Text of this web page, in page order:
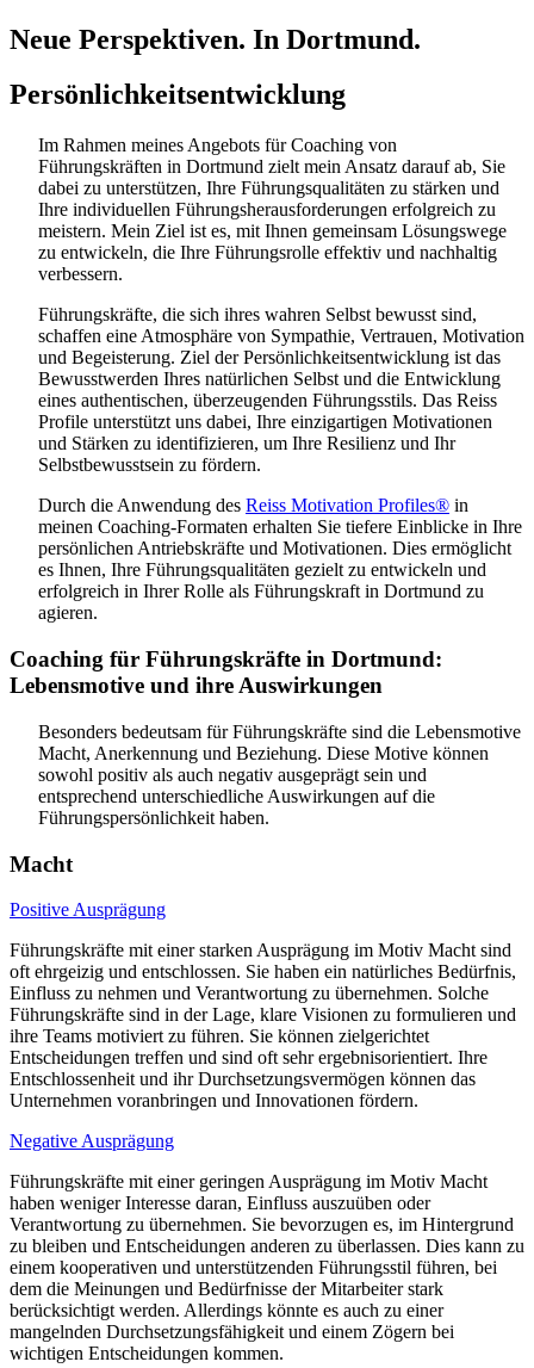
Neue Perspektiven. In Dortmund.
Persönlichkeitsentwicklung
Im Rahmen meines Angebots für Coaching von
Führungskräften in Dortmund zielt mein Ansatz darauf ab, Sie
dabei zu unterstützen, Ihre Führungsqualitäten zu stärken und
Ihre individuellen Führungsherausforderungen erfolgreich zu
meistern. Mein Ziel ist es, mit Ihnen gemeinsam Lösungswege
zu entwickeln, die Ihre Führungsrolle effektiv und nachhaltig
verbessern.
Führungskräfte, die sich ihres wahren Selbst bewusst sind,
schaffen eine Atmosphäre von Sympathie, Vertrauen, Motivation
und Begeisterung. Ziel der Persönlichkeitsentwicklung ist das
Bewusstwerden Ihres natürlichen Selbst und die Entwicklung
eines authentischen, überzeugenden Führungsstils. Das Reiss
Profile unterstützt uns dabei, Ihre einzigartigen Motivationen
und Stärken zu identifizieren, um Ihre Resilienz und Ihr
Selbstbewusstsein zu fördern.
Durch die Anwendung des Reiss Motivation Profiles® in
meinen Coaching-Formaten erhalten Sie tiefere Einblicke in Ihre
persönlichen Antriebskräfte und Motivationen. Dies ermöglicht
es Ihnen, Ihre Führungsqualitäten gezielt zu entwickeln und
erfolgreich in Ihrer Rolle als Führungskraft in Dortmund zu
agieren.
Coaching für Führungskräfte in Dortmund:
Lebensmotive und ihre Auswirkungen
Besonders bedeutsam für Führungskräfte sind die Lebensmotive
Macht, Anerkennung und Beziehung. Diese Motive können
sowohl positiv als auch negativ ausgeprägt sein und
entsprechend unterschiedliche Auswirkungen auf die
Führungspersönlichkeit haben.
Macht
Positive Ausprägung
Führungskräfte mit einer starken Ausprägung im Motiv Macht sind
oft ehrgeizig und entschlossen. Sie haben ein natürliches Bedürfnis,
Einfluss zu nehmen und Verantwortung zu übernehmen. Solche
Führungskräfte sind in der Lage, klare Visionen zu formulieren und
ihre Teams motiviert zu führen. Sie können zielgerichtet
Entscheidungen treffen und sind oft sehr ergebnisorientiert. Ihre
Entschlossenheit und ihr Durchsetzungsvermögen können das
Unternehmen voranbringen und Innovationen fördern.
Negative Ausprägung
Führungskräfte mit einer geringen Ausprägung im Motiv Macht
haben weniger Interesse daran, Einfluss auszuüben oder
Verantwortung zu übernehmen. Sie bevorzugen es, im Hintergrund
zu bleiben und Entscheidungen anderen zu überlassen. Dies kann zu
einem kooperativen und unterstützenden Führungsstil führen, bei
dem die Meinungen und Bedürfnisse der Mitarbeiter stark
berücksichtigt werden. Allerdings könnte es auch zu einer
mangelnden Durchsetzungsfähigkeit und einem Zögern bei
wichtigen Entscheidungen kommen.